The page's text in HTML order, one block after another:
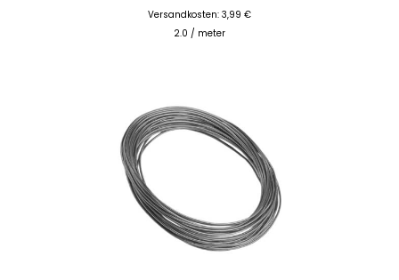
Versandkosten: 3,99 €
2.0 / meter